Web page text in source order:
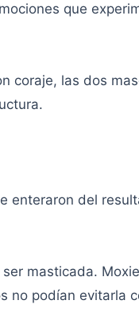
que
coraje, las dos
enteraron del
masticada.
no podían evitarla